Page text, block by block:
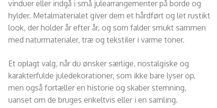
vinduer eller indgå i små julearrangementer på borde og
hylder. Metalmaterialet giver dem et hårdført og let rustikt
look, der holder år efter år, og som falder smukt sammen
med naturmaterialer, træ og tekstiler i varme toner.
Et oplagt valg, når du ønsker særlige, nostalgiske og
karakterfulde juledekorationer, som ikke bare lyser op,
men også fortæller en historie og skaber stemning,
uanset om de bruges enkeltvis eller i en samling.